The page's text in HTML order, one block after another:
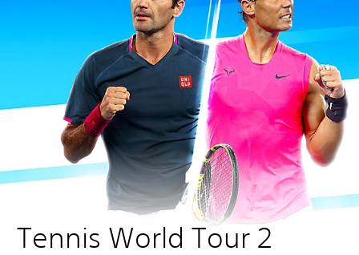
Tennis World Tour 2